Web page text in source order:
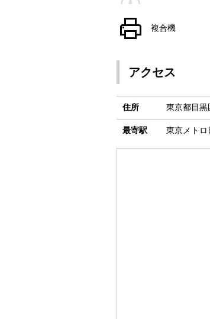
複合機
アクセス
住所 東京都目黒
最寄駅 東京メトロ